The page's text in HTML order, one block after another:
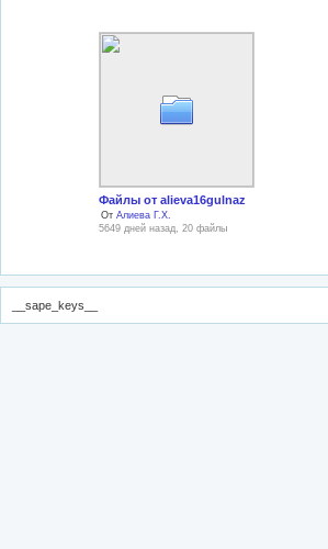
Файлы от alieva16gulnaz
От Алиева Г.Х.
5649 дней назад, 20 файлы
__sape_keys__